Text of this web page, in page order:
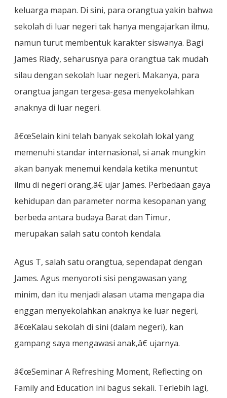
keluarga mapan. Di sini, para orangtua yakin bahwa
sekolah di luar negeri tak hanya mengajarkan ilmu,
namun turut membentuk karakter siswanya. Bagi
James Riady, seharusnya para orangtua tak mudah
silau dengan sekolah luar negeri. Makanya, para
orangtua jangan tergesa-gesa menyekolahkan
anaknya di luar negeri.
â€œSelain kini telah banyak sekolah lokal yang
memenuhi standar internasional, si anak mungkin
akan banyak menemui kendala ketika menuntut
ilmu di negeri orang,â€ ujar James. Perbedaan gaya
kehidupan dan parameter norma kesopanan yang
berbeda antara budaya Barat dan Timur,
merupakan salah satu contoh kendala.
Agus T, salah satu orangtua, sependapat dengan
James. Agus menyoroti sisi pengawasan yang
minim, dan itu menjadi alasan utama mengapa dia
enggan menyekolahkan anaknya ke luar negeri,
â€œKalau sekolah di sini (dalam negeri), kan
gampang saya mengawasi anak,â€ ujarnya.
â€œSeminar A Refreshing Moment, Reflecting on
Family and Education ini bagus sekali. Terlebih lagi,